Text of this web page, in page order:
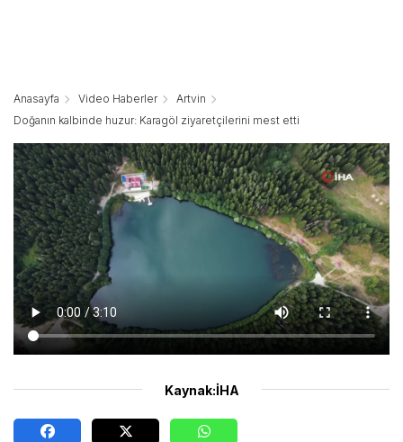
Anasayfa Video Haberler
Artvin
Doğanın kalbinde huzur: Karagöl ziyaretçilerini mest etti
Kaynak:İHA